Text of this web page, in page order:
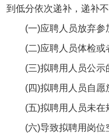
到低分依次递补，递补不
(一)应聘人员放弃参
(二)应聘人员体检或
(三)拟聘用人员公示
(四)拟聘用人员自愿
(五)拟聘用人员未在
(六)导致拟聘用岗位